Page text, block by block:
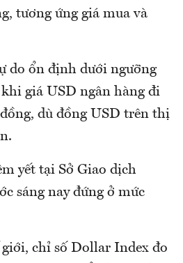
tương ứng giá mua và
do ổn định dưới ngưỡng
giá USD ngân hàng đi
dù đồng USD trên thị
yết tại Sở Giao dịch
sáng nay đứng ở mức
chỉ số Dollar Index đo